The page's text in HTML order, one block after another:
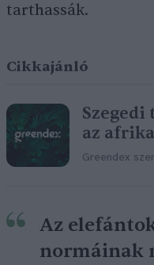
tarthassák.
Cikkajánló
az
Greendex
Az
normáinak